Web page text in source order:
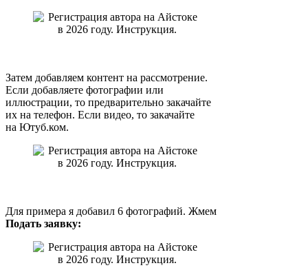
Затем добавляем контент на рассмотрение.
Если добавляете фотографии или
иллюстрации, то предварительно закачайте
их на телефон. Если видео, то закачайте
на Ютуб.ком.
Для примера я добавил 6 фотографий. Жмем
Подать заявку: